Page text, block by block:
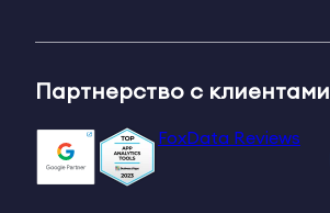
Партнерство с клиентами
FoxData Reviews